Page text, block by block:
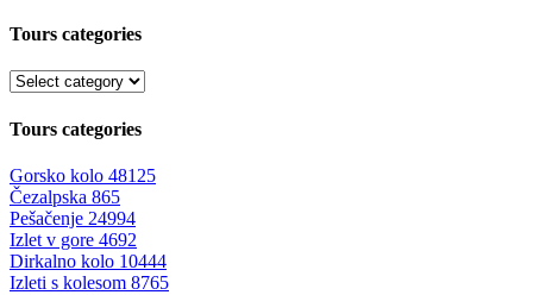
Tours categories
Tours categories
Gorsko kolo 48125
Čezalpska 865
Pešačenje 24994
Izlet v gore 4692
Dirkalno kolo 10444
Izleti s kolesom 8765